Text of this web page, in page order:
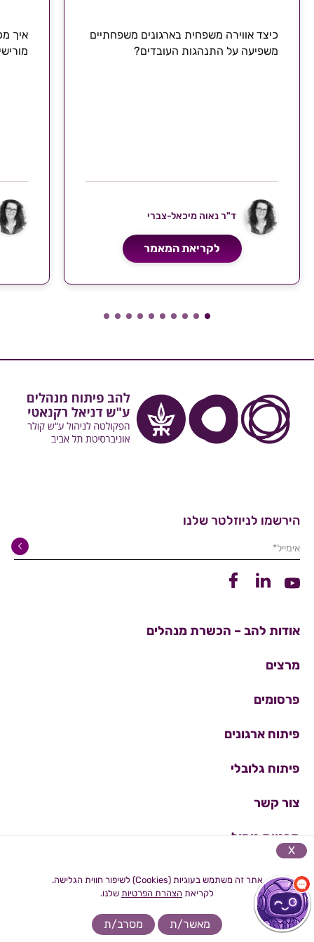
X
אתר זה משתמש בעוגיות (Cookies) לשיפור חווית הגלישה.
לקריאת הצהרת הפרטיות שלנו.
מאשר/ת מסרב/ת
כיצד אווירה משפחית בארגונים משפחתיים
משפיעה על התנהגות העובדים?
ד"ר נאוה מיכאל-צברי
לקריאת המאמר
איך
הירשמו לניוזלטר שלנו
אימייל*
קישור ליוטיובקישור ללינקדיןקישור לפייסבוק
אודות להב – הכשרת מנהלים
מרצים
פרסומים
פיתוח ארגונים
פיתוח גלובלי
צור קשר
תכניות ניהול
מדיניות פרטיות